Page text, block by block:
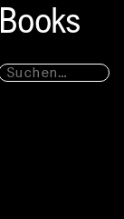
Books